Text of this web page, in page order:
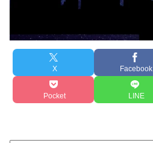
X Facebook
Pocket LINE